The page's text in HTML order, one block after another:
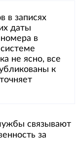
в записях
даты
в
не ясно, все
к
связывают
за